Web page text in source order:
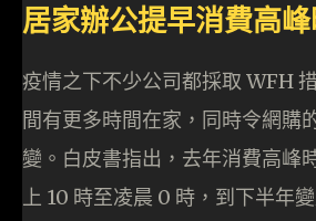
居家辦公提早消費高峰
疫情之下不少公司都採取 WFH
間有更多時間在家，同時令網購
變。白皮書指出，去年消費高峰
上 10 時至凌晨 0 時，到下半年